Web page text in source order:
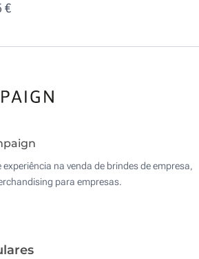
€
na venda de brindes de empresa,
para empresas.